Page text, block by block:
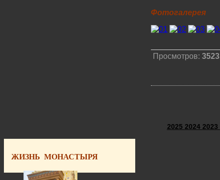
Фотогалерея
Просмотров: 3523
2025 2024 2023
ЖИЗНЬ МОНАСТЫРЯ